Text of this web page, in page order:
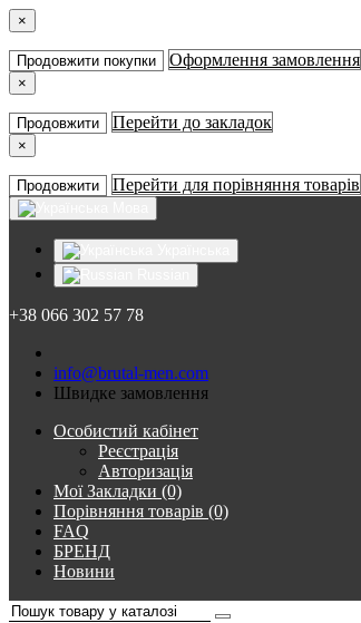
×
Продовжити покупки Оформлення замовлення
×
Продовжити Перейти до закладок
×
Продовжити Перейти для порівняння товарів
+38 066 302 57 78
info@brutal-men.com
Швидке замовлення
Особистий кабінет
Реєстрація
Авторизація
Мої Закладки (0)
Порівняння товарів (0)
FAQ
БРЕНД
Новини